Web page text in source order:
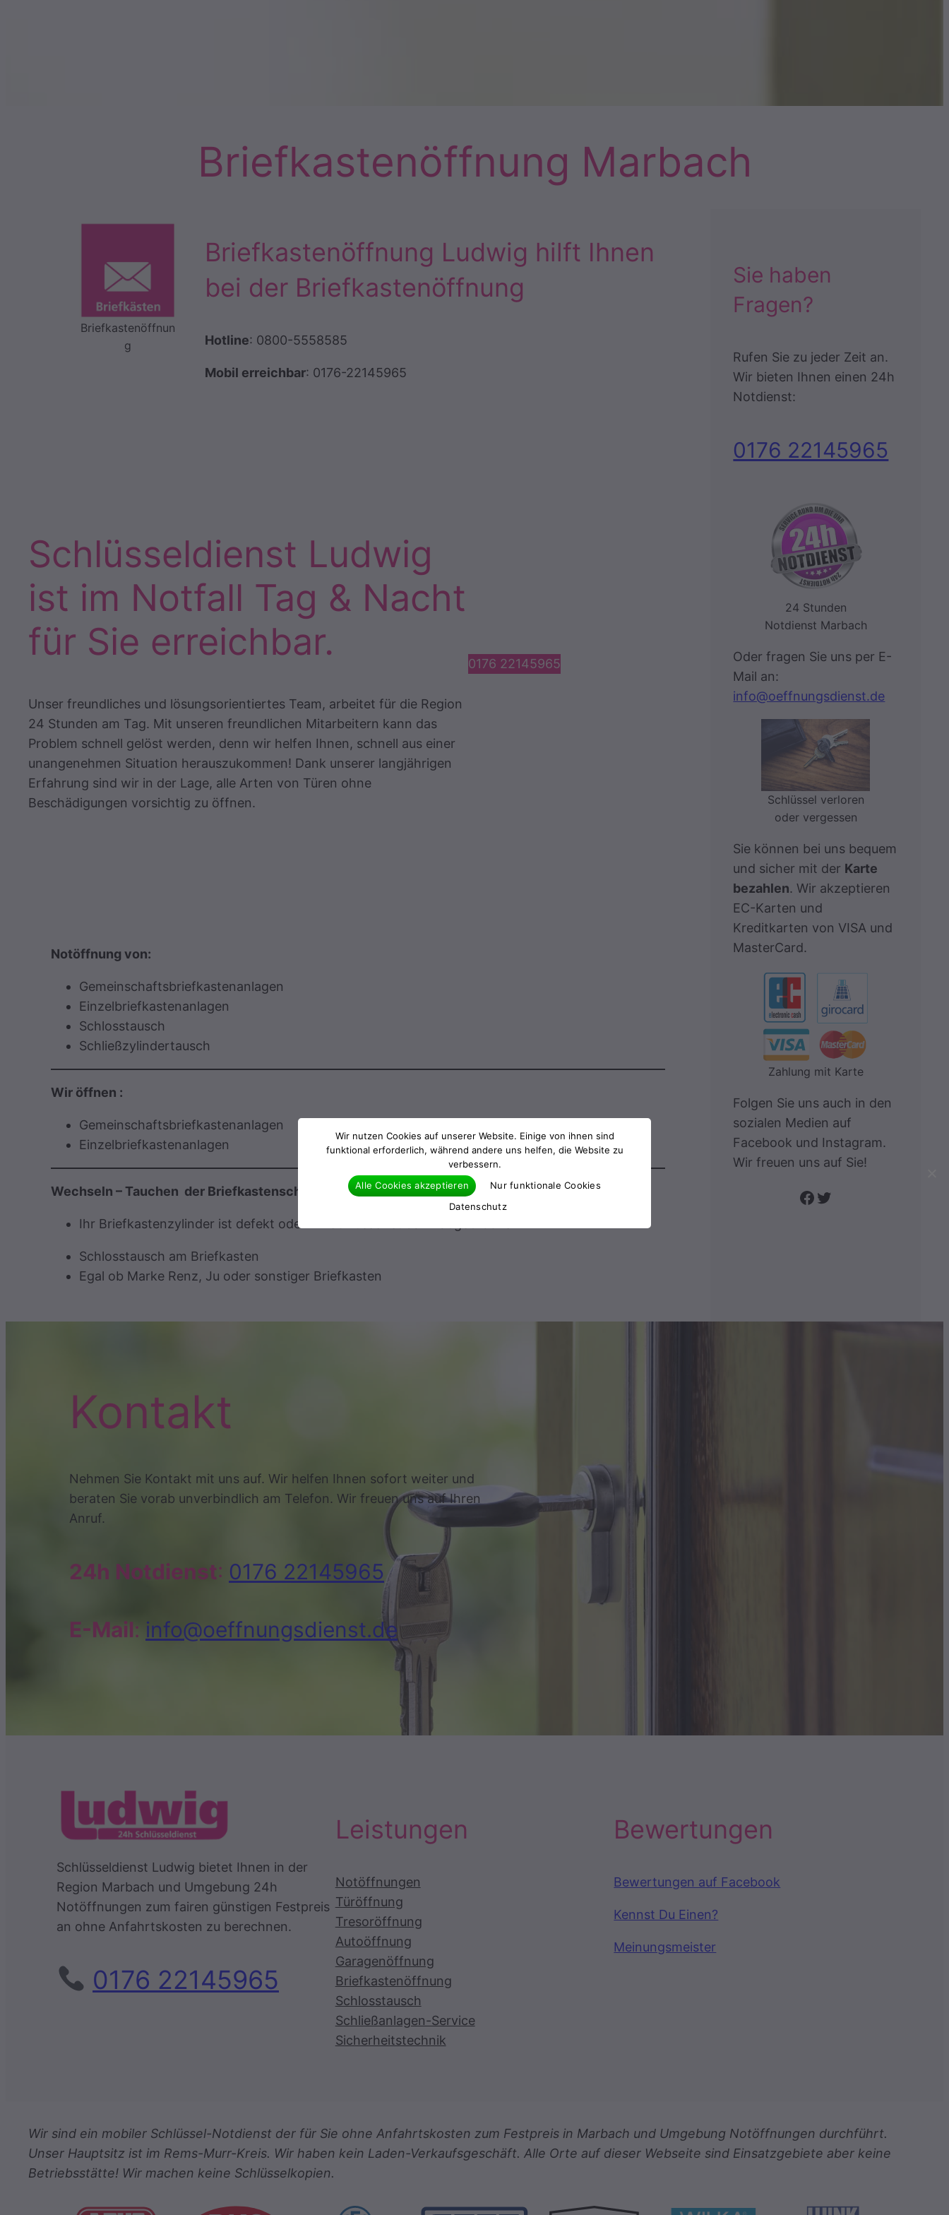
Briefkastenöffnung Marbach
Briefkastenöffnun
g
Briefkastenöffnung Ludwig hilft Ihnen
bei der Briefkastenöffnung
Hotline: 0800-5558585
Mobil erreichbar: 0176-22145965
Schlüsseldienst Ludwig
ist im Notfall Tag & Nacht
für Sie erreichbar.
Unser freundliches und lösungsorientiertes Team, arbeitet für die Region
24 Stunden am Tag. Mit unseren freundlichen Mitarbeitern kann das
Problem schnell gelöst werden, denn wir helfen Ihnen, schnell aus einer
unangenehmen Situation herauszukommen! Dank unserer langjährigen
Erfahrung sind wir in der Lage, alle Arten von Türen ohne
Beschädigungen vorsichtig zu öffnen.
0176 22145965
Notöffnung von:
Gemeinschaftsbriefkastenanlagen
Einzelbriefkastenanlagen
Schlosstausch
Schließzylindertausch
Wir öffnen :
Gemeinschaftsbriefkastenanlagen
Einzelbriefkastenanlagen
Wechseln – Tauchen der Briefkastenschlösser…
Ihr Briefkastenzylinder ist defekt oder Ihr Schlüssel ist darin abgebrochen
Schlosstausch am Briefkasten
Egal ob Marke Renz, Ju oder sonstiger Briefkasten
Sie haben
Fragen?
Rufen Sie zu jeder Zeit an.
Wir bieten Ihnen einen 24h
Notdienst:
0176 22145965
24 Stunden
Notdienst Marbach
Oder fragen Sie uns per E-
Mail an:
info@oeffnungsdienst.de
Schlüssel verloren
oder vergessen
Sie können bei uns bequem
und sicher mit der Karte
bezahlen. Wir akzeptieren
EC-Karten und
Kreditkarten von VISA und
MasterCard.
Zahlung mit Karte
Folgen Sie uns auch in den
sozialen Medien auf
Facebook und Instagram.
Wir freuen uns auf Sie!
Folge uns auf Facebook Twitter
Kontakt
Nehmen Sie Kontakt mit uns auf. Wir helfen Ihnen sofort weiter und
beraten Sie vorab unverbindlich am Telefon. Wir freuen uns auf Ihren
Anruf.
24h Notdienst: 0176 22145965
E-Mail: info@oeffnungsdienst.de
Schlüsseldienst Ludwig bietet Ihnen in der
Region Marbach und Umgebung 24h
Notöffnungen zum fairen günstigen Festpreis
an ohne Anfahrtskosten zu berechnen.
0176 22145965
Leistungen
Notöffnungen
Türöffnung
Tresoröffnung
Autoöffnung
Garagenöffnung
Briefkastenöffnung
Schlosstausch
Schließanlagen-Service
Sicherheitstechnik
Bewertungen
Bewertungen auf Facebook
Kennst Du Einen?
Meinungsmeister
Wir sind ein mobiler Schlüssel-Notdienst der für Sie ohne Anfahrtskosten zum Festpreis in Marbach und Umgebung Notöffnungen durchführt.
Unser Hauptsitz ist im Rems-Murr-Kreis. Wir haben kein Laden-Verkaufsgeschäft. Alle Orte auf dieser Webseite sind Einsatzgebiete aber keine
Betriebsstätte! Wir machen keine Schlüsselkopien.
Wir nutzen Cookies auf unserer Website. Einige von ihnen sind
funktional erforderlich, während andere uns helfen, die Website zu
verbessern.
Alle Cookies akzeptieren
Nur funktionale Cookies
Datenschutz